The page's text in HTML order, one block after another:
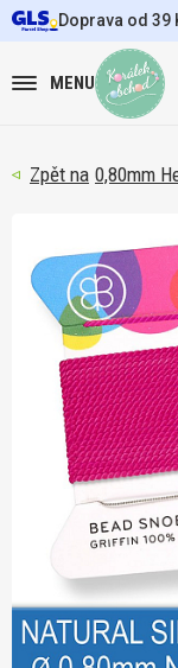
Doprava od 39
MENU
0,80mm